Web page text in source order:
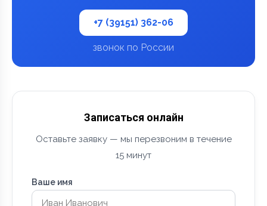
+7 (39151) 362-06
звонок по России
Записаться онлайн
Оставьте заявку — мы перезвоним в течение
15 минут
Ваше имя